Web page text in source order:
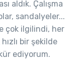
aldık. Çalışma
sandalyeler...
çok ilgilindi, her
bir şekilde
ediyorum.